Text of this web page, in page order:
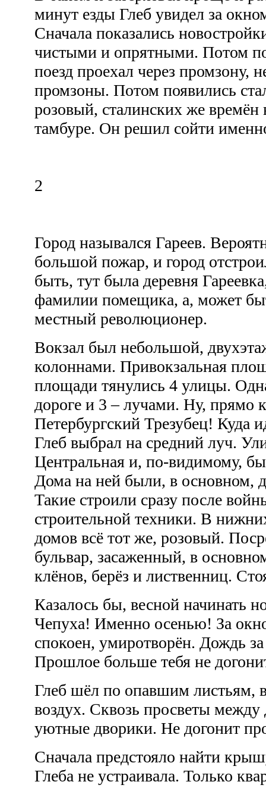
минут езды Глеб увидел за
Сначала показались
чистыми и опрятными. Потом
поезд проехал через промзону,
промзоны. Потом появились
розовый, сталинских же времён
тамбуре. Он решил сойти
2
Город назывался Гареев.
большой пожар, и город
быть, тут была деревня
фамилии помещика, а, может
местный революционер.
Вокзал был небольшой,
колоннами. Привокзальная
площади тянулись 4 улицы.
дороге и 3 – лучами. Ну, прямо
Петербургский Трезубец! Куда
Глеб выбрал на средний луч.
Центральная и, по-видимому,
Дома на ней были, в основном,
Такие строили сразу после
строительной техники. В
домов всё тот же, розовый.
бульвар, засаженный, в
клёнов, берёз и лиственниц.
Казалось бы, весной начинать
Чепуха! Именно осенью! За
спокоен, умиротворён. Дождь
Прошлое больше тебя не
Глеб шёл по опавшим листьям,
воздух. Сквозь просветы
уютные дворики. Не догонит
Сначала предстояло найти
Глеба не устраивала. Только